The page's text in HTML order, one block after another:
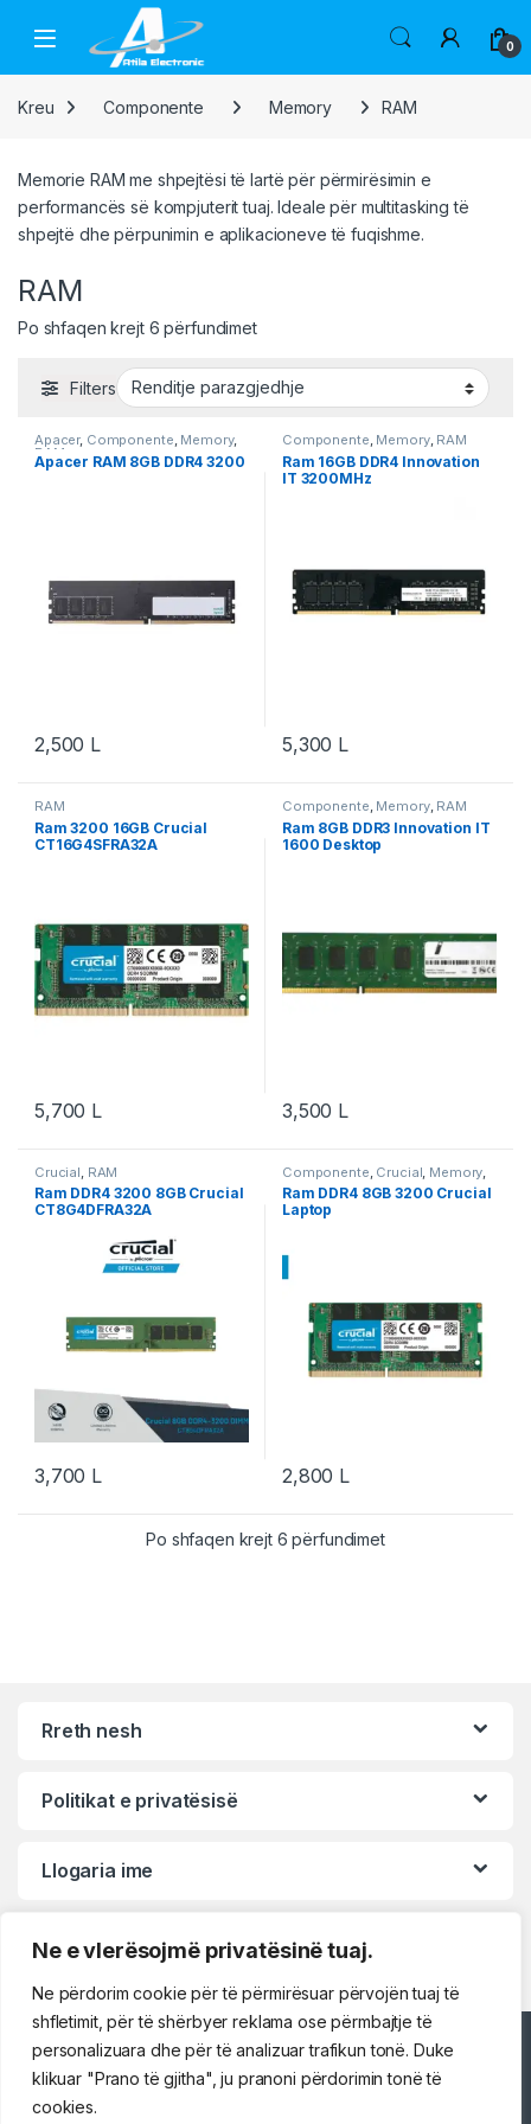
Ne e vlerësojmë privatësinë tuaj.
Ne përdorim cookie për të përmirësuar përvojën tuaj të
shfletimit, për të shërbyer reklama ose përmbajtje të
personalizuara dhe për të analizuar trafikun tonë. Duke
klikuar "Prano të gjitha", ju pranoni përdorimin tonë të
cookies.
Skip to navigation
Open 0
Kreu Componente Memory RAM
Memorie RAM me shpejtësi të lartë për përmirësimin e
performancës së kompjuterit tuaj. Ideale për multitasking të
shpejtë dhe përpunimin e aplikacioneve të fuqishme.
RAM
Po shfaqen krejt 6 përfundimet
Filters
Apacer, Componente, Memory,
RAM
Apacer RAM 8GB DDR4 3200
2,500 L
Componente, Memory, RAM
Ram 16GB DDR4 Innovation
IT 3200MHz
5,300 L
RAM
Ram 3200 16GB Crucial
CT16G4SFRA32A
5,700 L
Componente, Memory, RAM
Ram 8GB DDR3 Innovation IT
1600 Desktop
3,500 L
Crucial RAM
Ram DDR4 3200 8GB Crucial
CT8G4DFRA32A
3,700 L
Componente Crucial Memory
RAM
Ram DDR4 8GB 3200 Crucial
Laptop
2,800 L
Po shfaqen krejt 6 përfundimet
Rreth nesh
Politikat e privatësisë
Llogaria ime